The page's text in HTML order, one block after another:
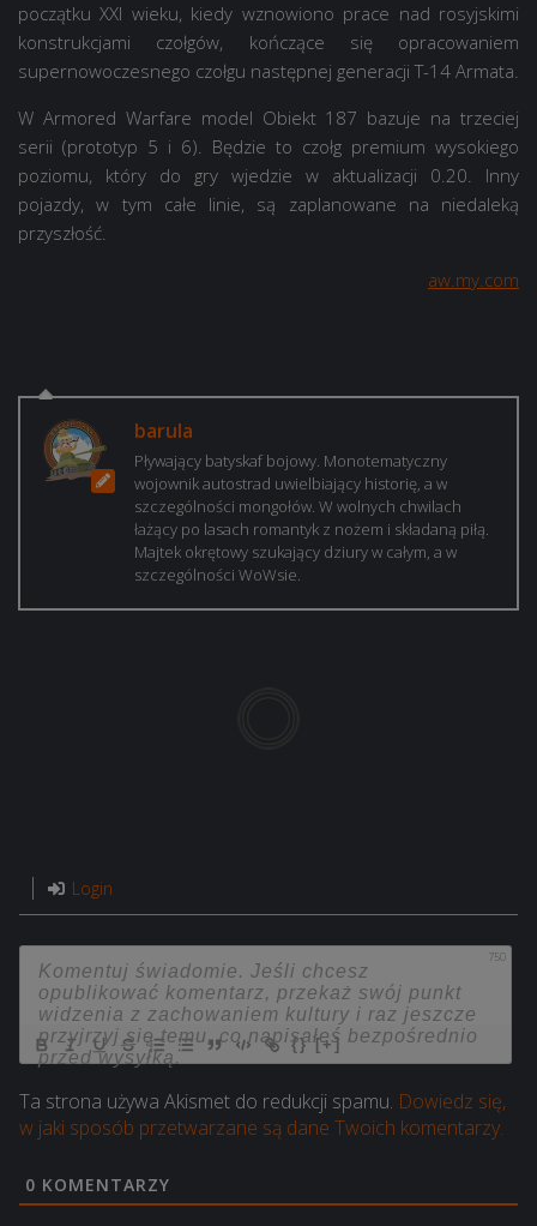
początku XXI wieku, kiedy wznowiono prace nad rosyjskimi
konstrukcjami czołgów, kończące się opracowaniem
supernowoczesnego czołgu następnej generacji T-14 Armata.
W Armored Warfare model Obiekt 187 bazuje na trzeciej
serii (prototyp 5 i 6). Będzie to czołg premium wysokiego
poziomu, który do gry wjedzie w aktualizacji 0.20. Inny
pojazdy, w tym całe linie, są zaplanowane na niedaleką
przyszłość.
aw.my.com
barula
Pływający batyskaf bojowy. Monotematyczny
wojownik autostrad uwielbiający historię, a w
szczególności mongołów. W wolnych chwilach
łażący po lasach romantyk z nożem i składaną piłą.
Majtek okrętowy szukający dziury w całym, a w
szczególności WoWsie.
Login
750
{} [+]
Ta strona używa Akismet do redukcji spamu. Dowiedz się,
w jaki sposób przetwarzane są dane Twoich komentarzy.
0 KOMENTARZY